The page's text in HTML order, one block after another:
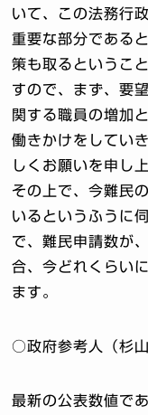
いて、この法務行
重要な部分である
策も取るというこ
すので、まず、要
関する職員の増加
働きかけをしてい
しくお願いを申し
その上で、今難民
いるというふうに
で、難民申請数が
合、今どれくらい
ます。
○政府参考人（杉山
最新の公表数値で